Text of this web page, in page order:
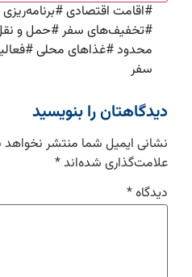
#اقامت اقتصادی#
#تخفیف‌های سفر#حمل و
محدود#غذاهای محلی#
سفر
دیدگاهتان را بنویسید
نشانی ایمیل شما منتشر
علامت‌گذاری شده‌اند*
دیدگاه*